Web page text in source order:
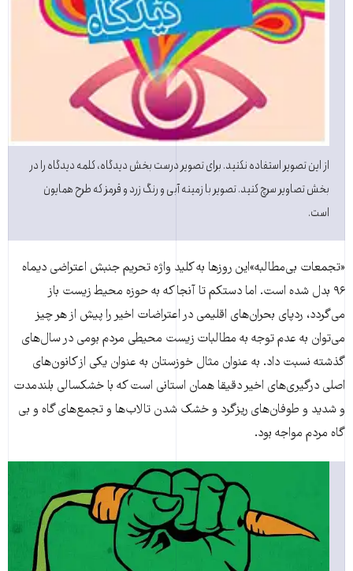
از این تصویر استفاده نکنید. برای تصویر درست بخش دیدگاه، کلمه دیدگاه را در
بخش تصاویر سرچ کنید. تصویر با زمینه آبی و رنگ زرد و قرمز که طرح همایون
است.
«تجمعات بی‌مطالبه»این روزها به کلید واژه تحریم جنبش اعتراضی دیماه
۹۶ بدل شده است. اما دستکم تا آنجا که به حوزه محیط زیست باز
می‌گردد، ردپای بحران‌های اقلیمی در اعتراضات اخیر را پیش از هر چیز
می‌توان به عدم توجه به مطالبات زیست محیطی مردم بومی در سال‌های
گذشته نسبت داد. به عنوان مثال خوزستان به عنوان یکی از کانون‌های
اصلی درگیری‌های اخیر دقیقا همان استانی است که با خشکسالی بلندمدت
و شدید و طوفان‌های ریزگرد و خشک شدن تالاب‌ها و تجمع‌های گاه و بی
گاه مردم مواجه بود.